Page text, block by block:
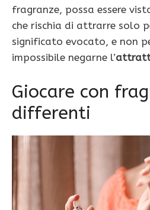
fragranze, possa essere
che rischia di attrarre solo
significato evocato, e non
impossibile negarne l’
Giocare con
differenti